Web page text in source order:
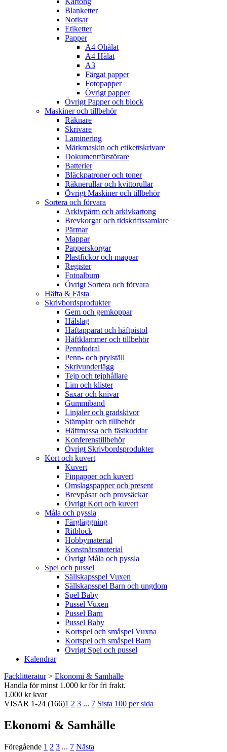
Blanketter
Notisar
Etiketter
Papper
A4 Ohålat
A4 Hålat
A3
Färgat papper
Fotopapper
Övrigt papper
Övrigt Papper och block
Maskiner och tillbehör
Räknare
Skrivare
Laminering
Märkmaskin och etikettskrivare
Dokumentförstörare
Batterier
Bläckpatroner och toner
Räknerullar och kvittorullar
Övrigt Maskiner och tillbehör
Sortera och förvara
Arkivpärm och arkivkartong
Brevkorgar och tidskriftssamlare
Pärmar
Mappar
Papperskorgar
Plastfickor och mappar
Register
Fotoalbum
Övrigt Sortera och förvara
Häfta & Fästa
Skrivbordsprodukter
Gem och gemkoppar
Hålslag
Häftapparat och häftpistol
Häftklammer och tillbehör
Pennfodral
Penn- och prylställ
Skrivunderlägg
Tejp och tejphållare
Lim och klister
Saxar och knivar
Gummiband
Linjaler och gradskivor
Stämplar och tillbehör
Häftmassa och fästkuddar
Konferenstillbehör
Övrigt Skrivbordsprodukter
Kort och kuvert
Kuvert
Finpapper och kuvert
Omslagspapper och present
Brevpåsar och provsäckar
Övrigt Kort och kuvert
Måla och pyssla
Färgläggning
Ritblock
Hobbymaterial
Konstnärsmaterial
Övrigt Måla och pyssla
Spel och pussel
Sällskapsspel Vuxen
Sällskapsspel Barn och ungdom
Spel Baby
Pussel Vuxen
Pussel Barn
Pussel Baby
Kortspel och småspel Vuxna
Kortspel och småspel Barn
Övrigt Spel och pussel
Kalendrar
Facklitteratur> Ekonomi & Samhälle
Handla för minst 1.000 kr för fri frakt.
1.000 kr kvar
VISAR 1-24 (166)1 2 3 ... 7 Sista 100 per sida
Ekonomi & Samhälle
Föregående 1 2 3 ... 7 Nästa